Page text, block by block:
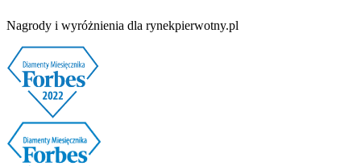
Nagrody i wyróżnienia dla rynekpierwotny.pl